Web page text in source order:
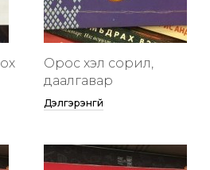
Орос хэл сорил,
даалгавар
Дэлгэрэнгүй